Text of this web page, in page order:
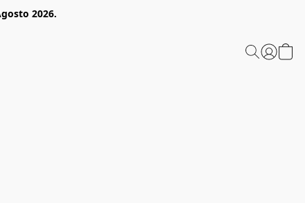
2026.